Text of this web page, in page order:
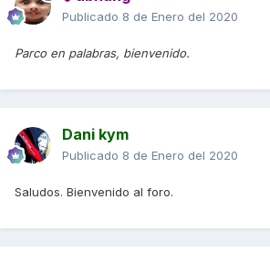
Publicado 8 de Enero del 2020
Parco en palabras, bienvenido.
Dani kym
Publicado 8 de Enero del 2020
Saludos. Bienvenido al foro.